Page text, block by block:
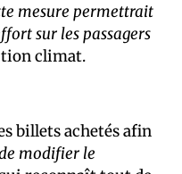
mesure permettrait
sur les passagers
climat.
billets achetés afin
modifier le